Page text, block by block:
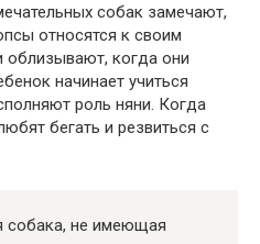
собак замечают,
относятся к своим
когда они
начинает учиться
роль няни. Когда
бегать и резвиться с
собака, не имеющая